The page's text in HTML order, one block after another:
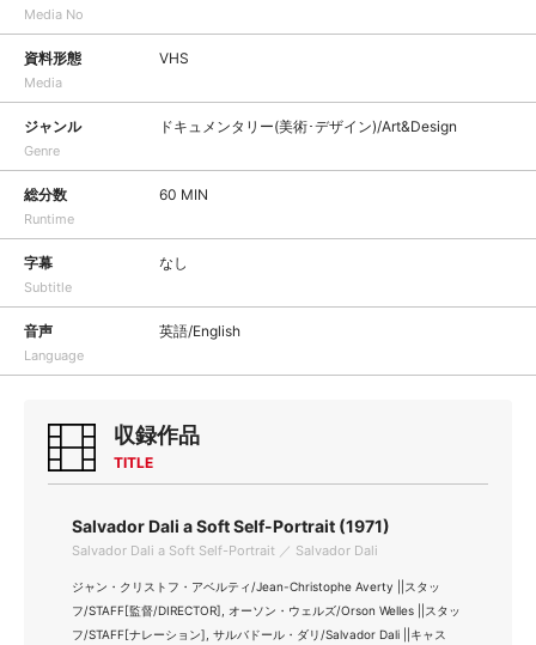
Media No
資料形態
Media
VHS
ジャンル
Genre
ドキュメンタリー(美術･デザイン)/Art&Design
総分数
Runtime
60 MIN
字幕
Subtitle
なし
音声
Language
英語/English
収録作品
TITLE
Salvador Dali a Soft Self-Portrait (1971)
Salvador Dali a Soft Self-Portrait ／ Salvador Dali
ジャン・クリストフ・アベルティ/Jean-Christophe Averty ||スタッ
フ/STAFF[監督/DIRECTOR], オーソン・ウェルズ/Orson Welles ||スタッ
フ/STAFF[ナレーション], サルバドール・ダリ/Salvador Dali ||キャス